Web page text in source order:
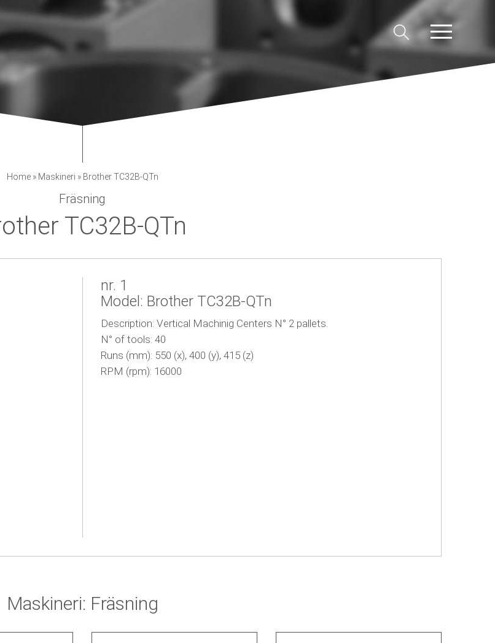
Home» Maskineri » Brother TC32B-QTn
Fräsning
TC32B-QTn
nr. 1
Model: Brother TC32B-QTn
Description: Vertical Machinig Centers N° 2 pallets.
N° of tools: 40
Runs (mm): 550 (x), 400 (y), 415 (z)
RPM (rpm): 16000
Maskineri: Fräsning